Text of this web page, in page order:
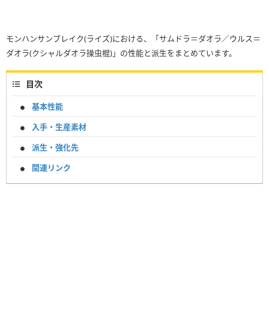
モンハンサンブレイク(ライズ)における、「サムドラ＝ダオラ／ウルス＝
ダオラ(クシャルダオラ操虫棍)」の性能と派生をまとめています。
目次
基本性能
入手・生産素材
派生・強化先
関連リンク